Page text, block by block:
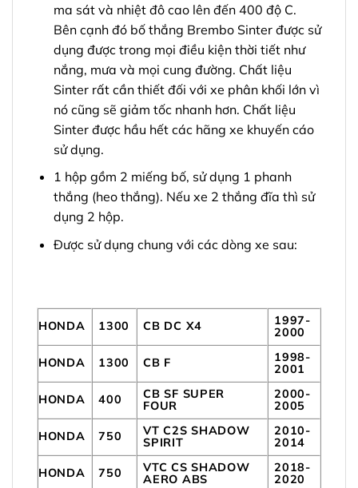
ma sát và nhiệt đô cao lên đến 400 độ C.
Bên cạnh đó bố thắng Brembo Sinter được sử
dụng được trong mọi điều kiện thời tiết như
nắng, mưa và mọi cung đường. Chất liệu
Sinter rất cần thiết đối với xe phân khối lớn vì
nó cũng sẽ giảm tốc nhanh hơn. Chất liệu
Sinter được hầu hết các hãng xe khuyến cáo
sử dụng.
1 hộp gồm 2 miếng bố, sử dụng 1 phanh
thắng (heo thắng). Nếu xe 2 thắng đĩa thì sử
dụng 2 hộp.
Được sử dụng chung với các dòng xe sau:
HONDA 1300 CB DC X4
1997-
2000
HONDA 1300 CB F
1998-
2001
HONDA 400
CB SF SUPER
FOUR
2000-
2005
HONDA 750
VT C2S SHADOW
SPIRIT
2010-
2014
HONDA 750
VTC CS SHADOW
AERO ABS
2018-
2020